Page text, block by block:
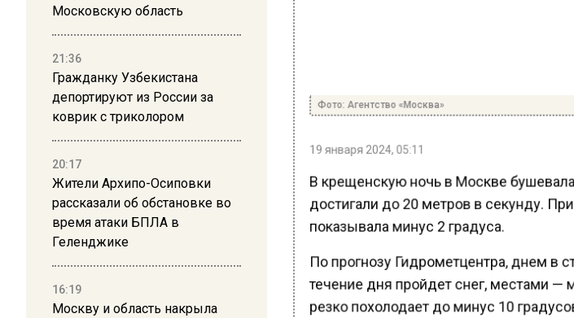
Московскую область
21:36
Гражданку Узбекистана
депортируют из России за
коврик с триколором
20:17
Жители Архипо-Осиповки
рассказали об обстановке во
время атаки БПЛА в
Геленджике
16:19
Москву и область накрыла
Фото: Агентство «Москва»
19 января 2024, 05:11
В крещенскую ночь в Москве
достигали до 20 метров в секунду.
показывала минус 2 градуса.
По прогнозу Гидрометцентра, днем в
течение дня пройдет снег, местами —
резко похолодает до минус 10